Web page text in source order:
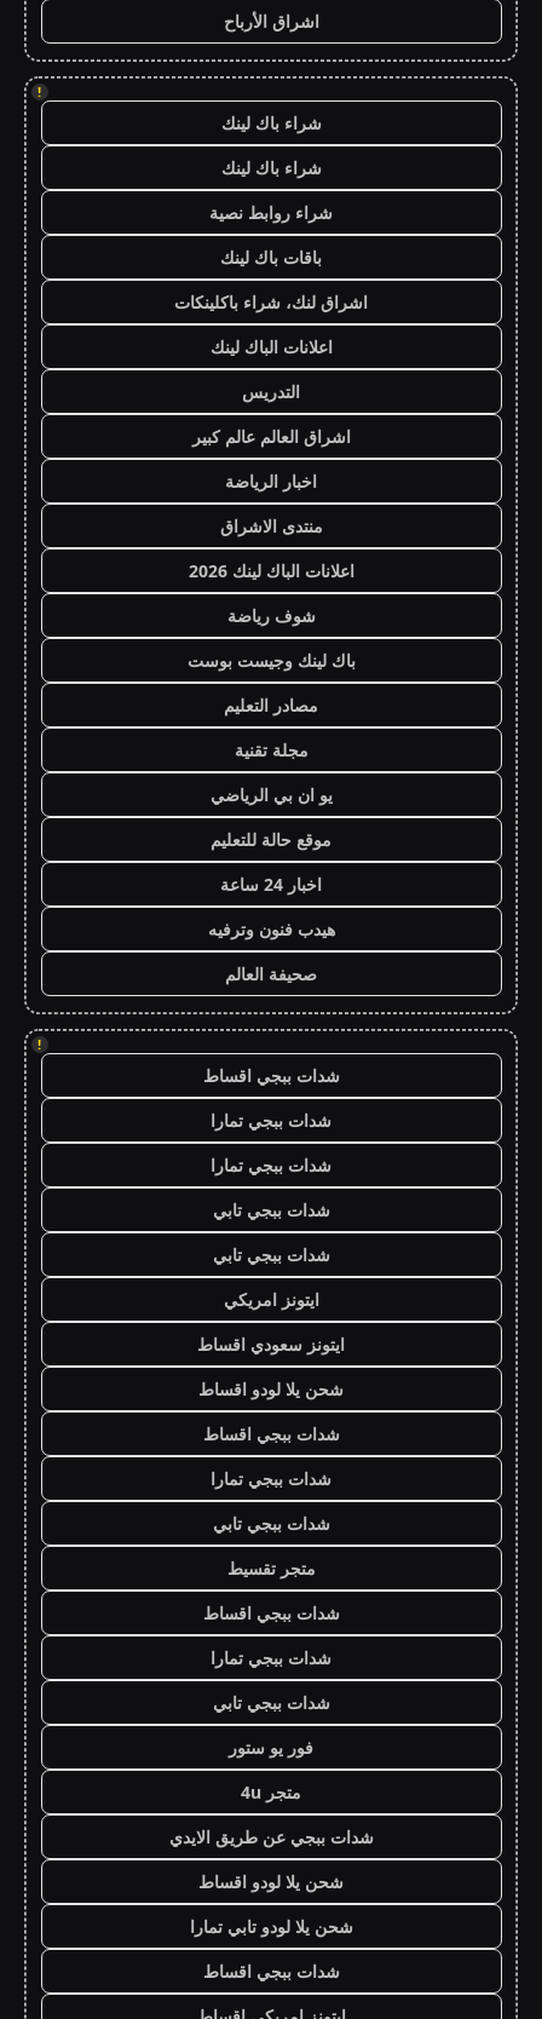
اشراق الأرباح
!
شراء باك لينك
شراء باك لينك
شراء روابط نصية
باقات باك لينك
اشراق لنك، شراء باكلينكات
اعلانات الباك لينك
التدريس
اشراق العالم عالم كبير
اخبار الرياضة
منتدى الاشراق
اعلانات الباك لينك 2026
شوف رياضة
باك لينك وجيست بوست
مصادر التعليم
مجلة تقنية
يو ان بي الرياضي
موقع حالة للتعليم
اخبار 24 ساعة
هيدب فنون وترفيه
صحيفة العالم
!
شدات ببجي اقساط
شدات ببجي تمارا
شدات ببجي تمارا
شدات ببجي تابي
شدات ببجي تابي
ايتونز امريكي
ايتونز سعودي اقساط
شحن يلا لودو اقساط
شدات ببجي اقساط
شدات ببجي تمارا
شدات ببجي تابي
متجر تقسيط
شدات ببجي اقساط
شدات ببجي تمارا
شدات ببجي تابي
فور يو ستور
متجر 4u
شدات ببجي عن طريق الايدي
شحن يلا لودو اقساط
شحن يلا لودو تابي تمارا
شدات ببجي اقساط